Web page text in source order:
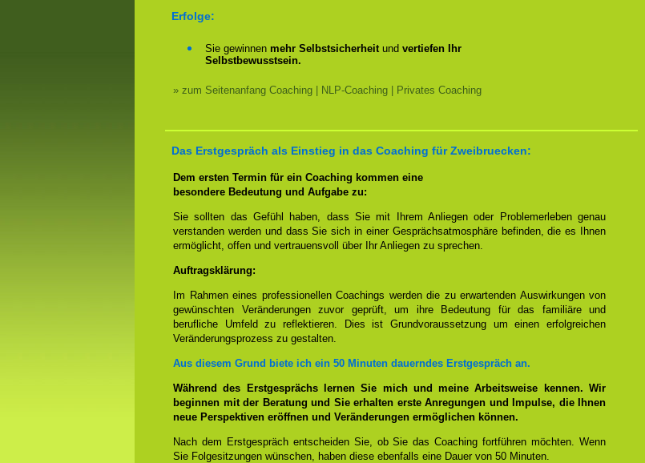
Erfolge:
Sie gewinnen mehr Selbstsicherheitund vertiefen Ihr
Selbstbewusstsein.
» zum Seitenanfang Coaching | NLP-Coaching | Privates Coaching
Das Erstgespräch als Einstieg in das Coaching für Zweibruecken:
Dem ersten Termin für ein Coaching kommen eine
besondere Bedeutung und Aufgabe zu:
Sie sollten das Gefühl haben, dass Sie mit Ihrem Anliegen oder Problemerleben genau
verstanden werden und dass Sie sich in einer Gesprächsatmosphäre befinden, die es Ihnen
ermöglicht, offen und vertrauensvoll über Ihr Anliegen zu sprechen.
Auftragsklärung:
Im Rahmen eines professionellen Coachings werden die zu erwartenden Auswirkungen von
gewünschten Veränderungen zuvor geprüft, um ihre Bedeutung für das familiäre und
berufliche Umfeld zu reflektieren. Dies ist Grundvoraussetzung um einen erfolgreichen
Veränderungsprozess zu gestalten.
Aus diesem Grund biete ich ein 50 Minuten dauerndes Erstgespräch an.
Während des Erstgesprächs lernen Sie mich und meine Arbeitsweise kennen. Wir
beginnen mit der Beratung und Sie erhalten erste Anregungen und Impulse, die Ihnen
neue Perspektiven eröffnen und Veränderungen ermöglichen können.
Nach dem Erstgespräch entscheiden Sie, ob Sie das Coaching fortführen möchten. Wenn
Sie Folgesitzungen wünschen, haben diese ebenfalls eine Dauer von 50 Minuten.